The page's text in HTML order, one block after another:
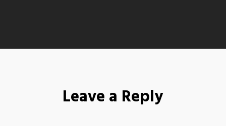
Leave a Reply